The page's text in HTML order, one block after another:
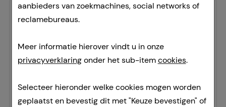
aanbieders van zoekmachines, social networks of
reclamebureaus.
Meer informatie hierover vindt u in onze
privacyverklaringonder het sub-itemcookies.
Selecteer hieronder welke cookies mogen worden
geplaatst en bevestig dit met "Keuze bevestigen" of
TRAUMON Spray
Cooper Consumer Health Deutschland GmbH
-3%